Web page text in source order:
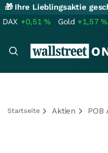
🎁 Ihre Lieblingsaktie
DAX +0,51% Gold +1,57%
Startseite Aktien POB